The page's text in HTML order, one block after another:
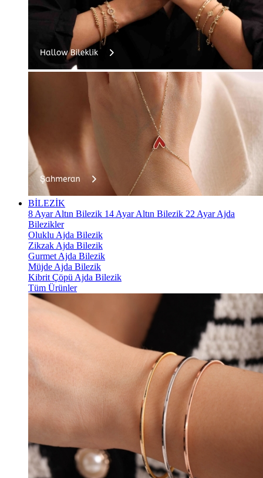
BİLEZİK
8 Ayar Altın Bilezik 14 Ayar Altın Bilezik 22 Ayar Ajda
Bilezikler
Oluklu Ajda Bilezik
Zikzak Ajda Bilezik
Gurmet Ajda Bilezik
Müjde Ajda Bilezik
Kibrit Çöpü Ajda Bilezik
Tüm Ürünler